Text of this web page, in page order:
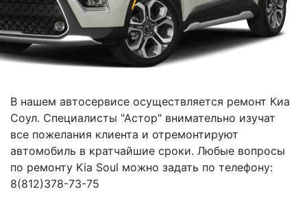
В нашем автосервисе осуществляется ремонт Киа
Соул. Специалисты "Астор" внимательно изучат
все пожелания клиента и отремонтируют
автомобиль в кратчайшие сроки. Любые вопросы
по ремонту Kia Soul можно задать по телефону:
8(812)378-73-75